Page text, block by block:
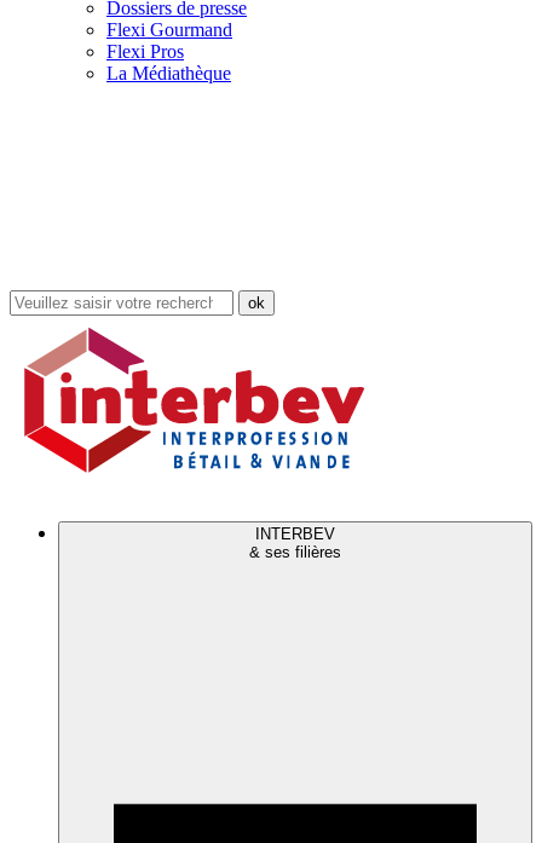
Dossiers de presse
Flexi Gourmand
Flexi Pros
La Médiathèque
Rechercher
dans
site
INTERBEV
& ses filières